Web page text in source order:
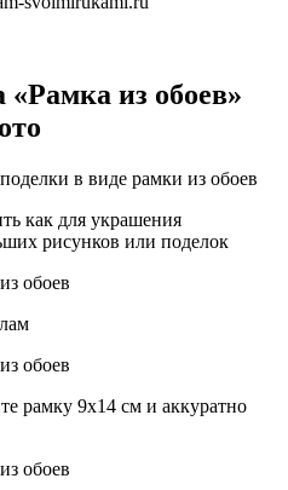
из обоев»
в виде рамки из обоев
как для украшения
рисунков или поделок
рамку 9х14 см и аккуратно